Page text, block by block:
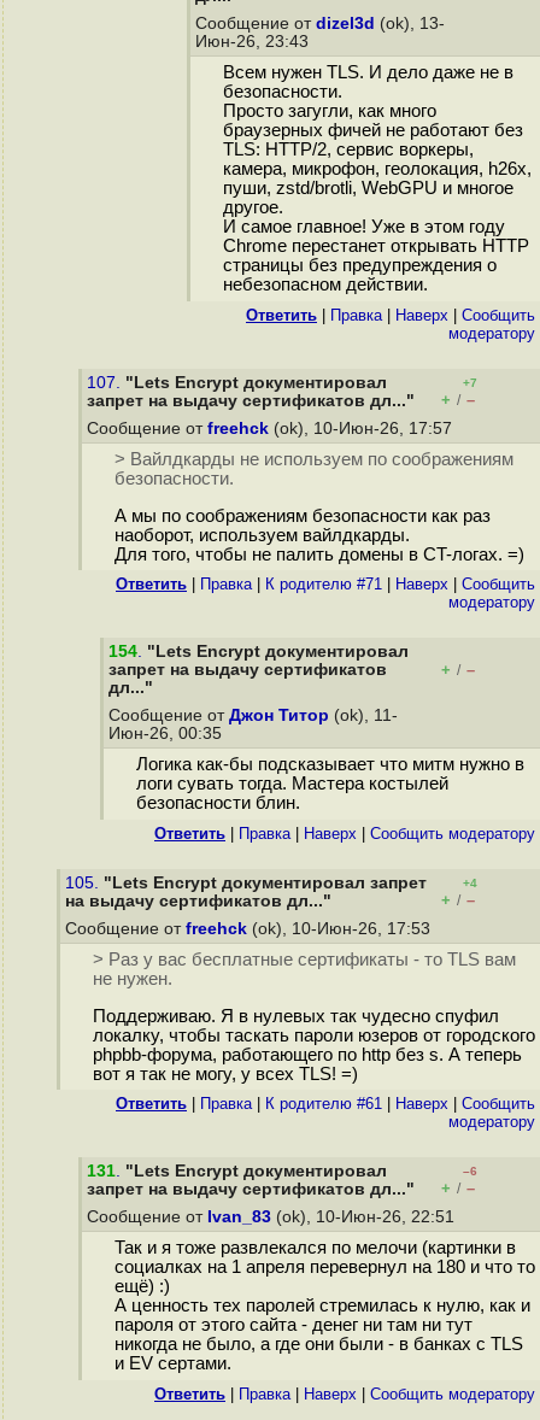
Сообщение от dizel3d (ok), 13-
Июн-26, 23:43
Всем нужен TLS. И дело даже не в
безопасности.
Просто загугли, как много
браузерных фичей не работают без
TLS: HTTP/2, сервис воркеры,
камера, микрофон, геолокация, h26x,
пуши, zstd/brotli, WebGPU и многое
другое.
И самое главное! Уже в этом году
Chrome перестанет открывать HTTP
страницы без предупреждения о
небезопасном действии.
Ответить Правка| Наверх
Cообщить
модератору
107. "Lets Encrypt документировал
запрет на выдачу сертификатов дл..."
+7
+ / –
Сообщение от freehck (ok), 10-Июн-26, 17:57
> Вайлдкарды не используем по соображениям
безопасности.
А мы по соображениям безопасности как раз
наоборот, используем вайлдкарды.
Для того, чтобы не палить домены в CT-логах. =)
Ответить Правка| К родителю #71 Наверх
Cообщить
модератору
154. "Lets Encrypt документировал
запрет на выдачу сертификатов
дл..."
+ / –
Сообщение от Джон Титор (ok), 11-
Июн-26, 00:35
Логика как-бы подсказывает что митм нужно в
логи сувать тогда. Мастера костылей
безопасности блин.
Ответить Правка| Наверх Cообщить модератору
105. "Lets Encrypt документировал запрет
на выдачу сертификатов дл..."
+4
+ / –
Сообщение от freehck (ok), 10-Июн-26, 17:53
> Раз у вас бесплатные сертификаты - то TLS вам
не нужен.
Поддерживаю. Я в нулевых так чудесно спуфил
локалку, чтобы таскать пароли юзеров от городского
phpbb-форума, работающего по http без s. А теперь
вот я так не могу, у всех TLS! =)
Ответить Правка| К родителю #61 Наверх
Cообщить
модератору
131. "Lets Encrypt документировал
запрет на выдачу сертификатов дл..."
–6
+ / –
Сообщение от Ivan_83 (ok), 10-Июн-26, 22:51
Так и я тоже развлекался по мелочи (картинки в
социалках на 1 апреля перевернул на 180 и что то
ещё) :)
А ценность тех паролей стремилась к нулю, как и
пароля от этого сайта - денег ни там ни тут
никогда не было, а где они были - в банках с TLS
и EV сертами.
Ответить Правка| Наверх Cообщить модератору